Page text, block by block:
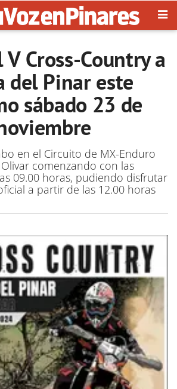
Cross-Country a
del Pinar este
sábado 23 de
en el Circuito de MX-Enduro
comenzando con las
09.00 horas, pudiendo disfrutar
a partir de las 12.00 horas